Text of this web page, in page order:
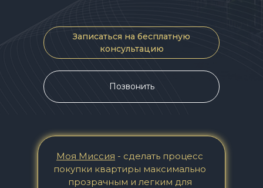
Позвонить
Записаться на бесплатную
консультацию
Моя Миссия - сделать процесс
покупки квартиры максимально
прозрачным и легким для